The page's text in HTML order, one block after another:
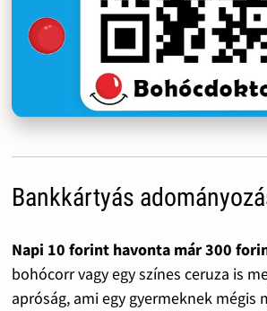
Bankkártyás
Napi 10 forint havonta már 300
bohócorr vagy egy színes ceruza is
apróság, ami egy gyermeknek mégis